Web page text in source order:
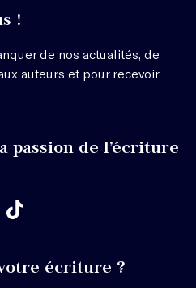
!
de nos actualités, de
auteurs et pour recevoir
passion de l’écriture
écriture ?